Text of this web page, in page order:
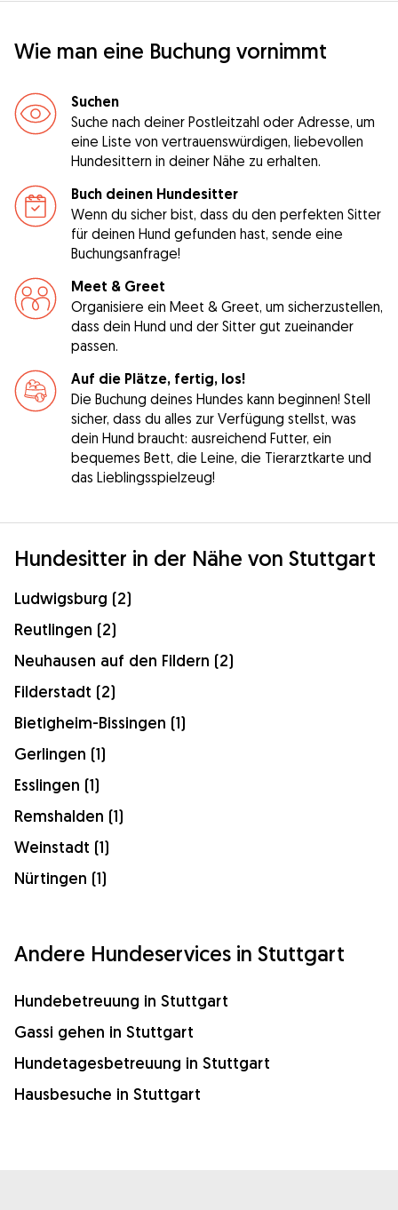
Wie man eine Buchung vornimmt
Suchen
Suche nach deiner Postleitzahl oder Adresse, um
eine Liste von vertrauenswürdigen, liebevollen
Hundesittern in deiner Nähe zu erhalten.
Buch deinen Hundesitter
Wenn du sicher bist, dass du den perfekten Sitter
für deinen Hund gefunden hast, sende eine
Buchungsanfrage!
Meet & Greet
Organisiere ein Meet & Greet, um sicherzustellen,
dass dein Hund und der Sitter gut zueinander
passen.
Auf die Plätze, fertig, los!
Die Buchung deines Hundes kann beginnen! Stell
sicher, dass du alles zur Verfügung stellst, was
dein Hund braucht: ausreichend Futter, ein
bequemes Bett, die Leine, die Tierarztkarte und
das Lieblingsspielzeug!
Hundesitter in der Nähe von Stuttgart
Ludwigsburg (2)
Reutlingen (2)
Neuhausen auf den Fildern (2)
Filderstadt (2)
Bietigheim-Bissingen (1)
Gerlingen (1)
Esslingen (1)
Remshalden (1)
Weinstadt (1)
Nürtingen (1)
Andere Hundeservices in Stuttgart
Hundebetreuung in Stuttgart
Gassi gehen in Stuttgart
Hundetagesbetreuung in Stuttgart
Hausbesuche in Stuttgart